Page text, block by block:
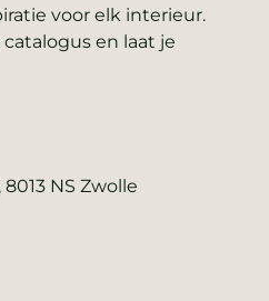
voor elk interieur.
en laat je
NS Zwolle